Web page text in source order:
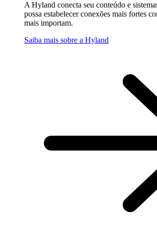
A Hyland conecta seu conteúdo e
possa estabelecer conexões mais fortes
mais importam.
Saiba mais sobre a Hyland